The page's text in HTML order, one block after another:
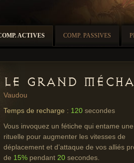
ACTIVES COMP. PASSIVES
Le grand
Vaudou
Temps de recharge : 120 secondes
Vous invoquez un fétiche qui entame
rituelle pour augmenter les vitesses de
déplacement et d’attaque de vos alliés
de 15% pendant 20 secondes.